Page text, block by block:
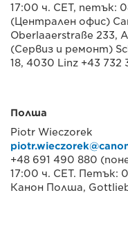
17:00 ч. CET, петък:
(Централен офис)
Oberlaaerstraße 233,
(Сервиз и ремонт)
18, 4030 Linz +43 732
Полша
Piotr Wieczorek
+48 691 490 880
17:00 ч. CET. Петък:
Канон Полша,